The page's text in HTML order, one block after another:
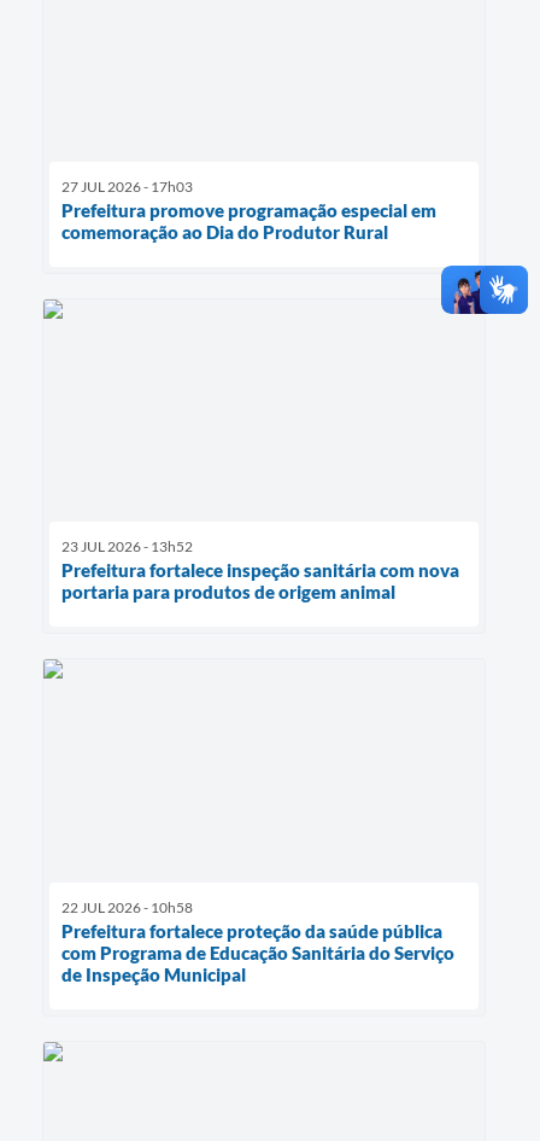
27 JUL 2026 - 17h03
Prefeitura promove programação especial em
comemoração ao Dia do Produtor Rural
23 JUL 2026 - 13h52
Prefeitura fortalece inspeção sanitária com nova
portaria para produtos de origem animal
22 JUL 2026 - 10h58
Prefeitura fortalece proteção da saúde pública
com Programa de Educação Sanitária do Serviço
de Inspeção Municipal